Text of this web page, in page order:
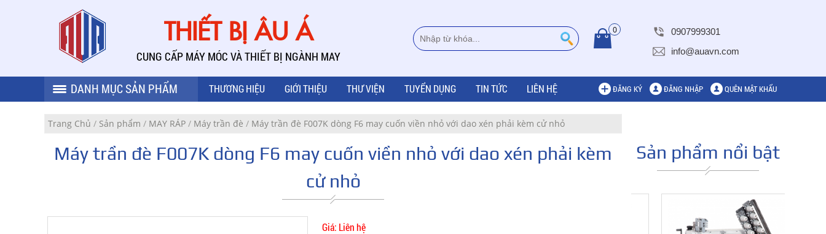
THIẾT BỊ ÂU Á
CUNG CẤP MÁY MÓC VÀ THIẾT BỊ NGÀNH MAY
0
0907999301
info@auavn.com
DANH MỤC SẢN PHẨM THƯƠNG HIỆU GIỚI THIỆU THƯ VIỆN TUYỂN DỤNG TIN TỨC LIÊN HỆ ĐĂNG KÝ ĐĂNG NHẬP QUÊN MẬT KHẨU
Trang Chủ / Sản phẩm / MAY RÁP / Máy trần đè / Máy trần đè F007K dòng F6 may cuốn viền nhỏ với dao xén phải kèm cử nhỏ
Máy trần đè F007K dòng F6 may cuốn viền nhỏ với dao xén phải kèm
cử nhỏ
Giá: Liên hệ
Sản phẩm nổi bật